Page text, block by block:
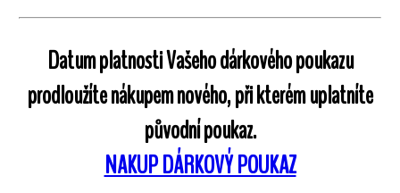
Datum platnosti Vašeho dárkového poukazu
prodloužíte nákupem nového, při kterém uplatníte
původní poukaz.
NAKUP DÁRKOVÝ POUKAZ